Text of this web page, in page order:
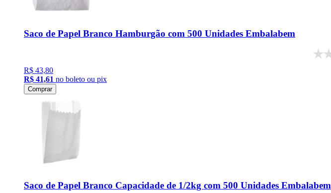
Saco de Papel Branco Hamburgão com 500 Unidades Embalabem
R$ 43,80
R$ 41,61 no boleto ou pix
Comprar
Saco de Papel Branco Capacidade de 1/2kg com 500 Unidades Embalabem